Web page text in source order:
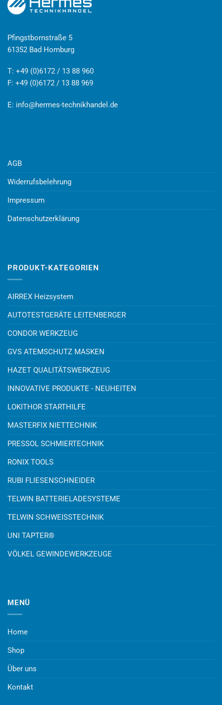
Pfingstbornstraße 5
61352 Bad Homburg
T: +49 (0)6172 / 13 88 960
F: +49 (0)6172 / 13 88 969
E: info@hermes-technikhandel.de
AGB
Widerrufsbelehrung
Impressum
Datenschutzerklärung
PRODUKT-KATEGORIEN
AIRREX Heizsystem
AUTOTESTGERÄTE LEITENBERGER
CONDOR WERKZEUG
GVS ATEMSCHUTZ MASKEN
HAZET QUALITÄTSWERKZEUG
INNOVATIVE PRODUKTE - NEUHEITEN
LOKITHOR STARTHILFE
MASTERFIX NIETTECHNIK
PRESSOL SCHMIERTECHNIK
RONIX TOOLS
RUBI FLIESENSCHNEIDER
TELWIN BATTERIELADESYSTEME
TELWIN SCHWEISSTECHNIK
UNI TAPTER®
VÖLKEL GEWINDEWERKZEUGE
MENÜ
Home
Shop
Über uns
Kontakt